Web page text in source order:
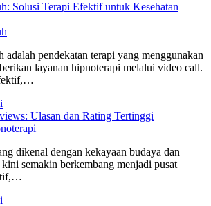
Solusi Terapi Efektif untuk Kesehatan
adalah pendekatan terapi yang menggunakan
layanan hipnoterapi melalui video call.
Ulasan dan Rating Tertinggi
dikenal dengan kekayaan budaya dan
kini semakin berkembang menjadi pusat